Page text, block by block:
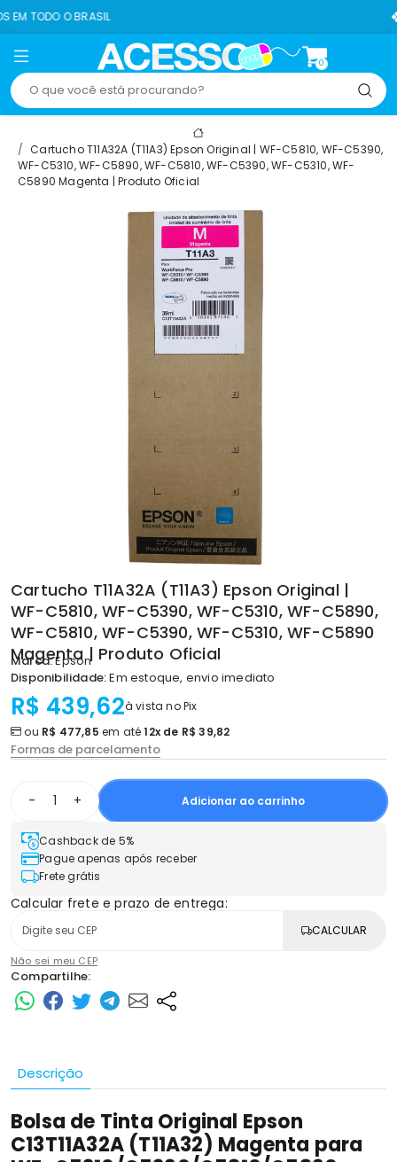
8% OFF NO PIX
0
Cartucho T11A32A (T11A3) Epson Original | WF-C5810, WF-C5390,
WF-C5310, WF-C5890, WF-C5810, WF-C5390, WF-C5310, WF-
C5890 Magenta | Produto Oficial
Cartucho T11A32A (T11A3) Epson Original |
WF-C5810, WF-C5390, WF-C5310, WF-C5890,
WF-C5810, WF-C5390, WF-C5310, WF-C5890
Magenta | Produto Oficial
Marca:Epson
Disponibilidade:Em estoque, envio imediato
R$ 439,62à vista no Pix
ou R$ 477,85 em até12x de R$ 39,82
Formas de parcelamento
- + Adicionar ao carrinho
Cashback de 5%
Pague apenas após receber
Frete grátis
Calcular frete e prazo de entrega:
CALCULAR
Não sei meu CEP
Compartilhe:
Descrição
Bolsa de Tinta Original Epson
C13T11A32A (T11A32) Magenta para